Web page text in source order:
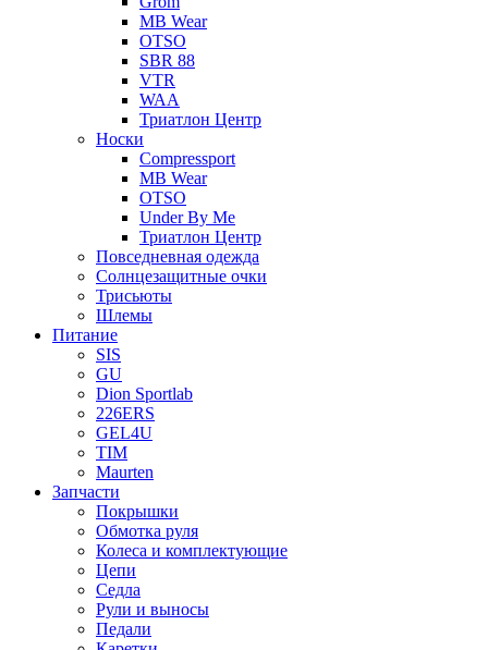
MB Wear
OTSO
SBR 88
VTR
WAA
Триатлон Центр
Носки
Compressport
MB Wear
OTSO
Under By Me
Триатлон Центр
Повседневная одежда
Солнцезащитные очки
Трисьюты
Шлемы
Питание
SIS
GU
Dion Sportlab
226ERS
GEL4U
TIM
Maurten
Запчасти
Покрышки
Обмотка руля
Колеса и комплектующие
Цепи
Седла
Рули и выносы
Педали